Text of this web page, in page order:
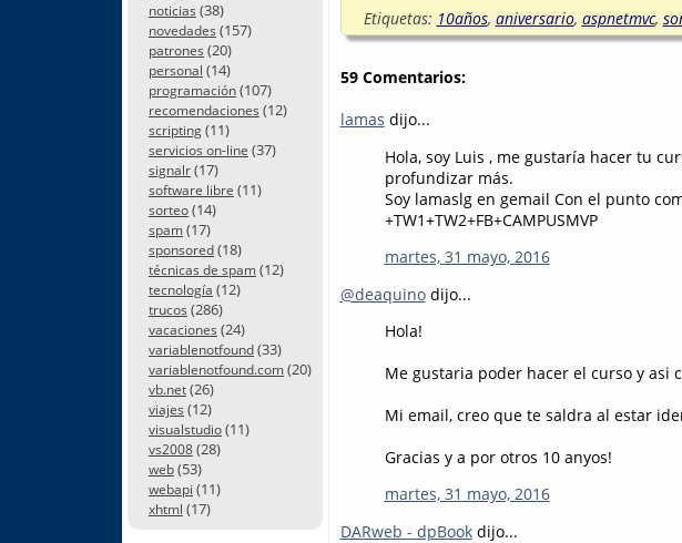
noticias (38)
novedades (157)
patrones (20)
personal (14)
programación(107)
recomendaciones (12)
scripting(11)
servicios on-line (37)
signalr(17)
software libre (11)
sorteo(14)
spam(17)
sponsored(18)
técnicas de spam(12)
tecnología (12)
trucos (286)
vacaciones (24)
variablenotfound(33)
variablenotfound.com(20)
vb.net(26)
viajes (12)
visualstudio(11)
vs2008(28)
web(53)
webapi (11)
xhtml (17)
Etiquetas: 10años, aniversario, aspnetmvc,
59 Comentarios:
lamas dijo...
Hola, soy Luis , me gustaría hacer tu
profundizar más.
Soy lamaslg en gemail Con el punto
+TW1+TW2+FB+CAMPUSMVP
martes, 31 mayo, 2016
@deaquinodijo...
Hola!
Me gustaria poder hacer el curso y asi
Mi email, creo que te saldra al estar
Gracias y a por otros 10 anyos!
martes, 31 mayo, 2016
DARweb - dpBookdijo...